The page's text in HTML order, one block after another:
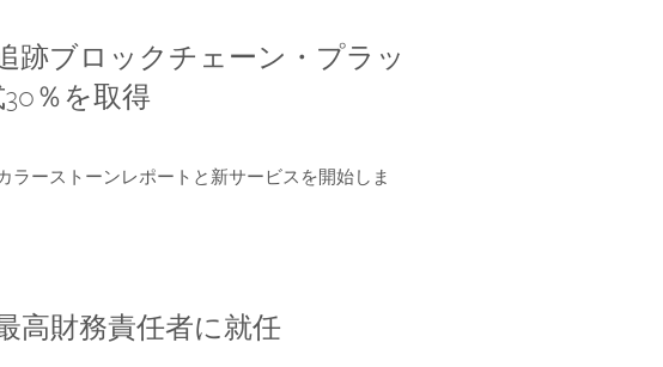
跡ブロックチェーン・プラッ
％を取得
ラーストーンレポートと新サービスを開始しま
高財務責任者に就任